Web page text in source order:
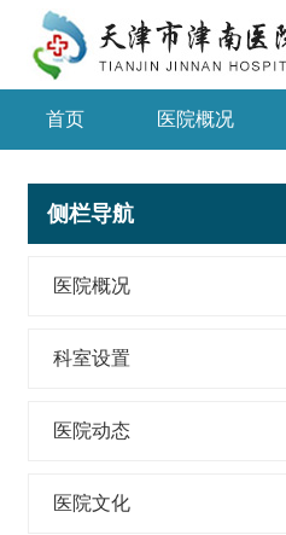
首页 医院概况
侧栏导航
医院概况
科室设置
医院动态
医院文化